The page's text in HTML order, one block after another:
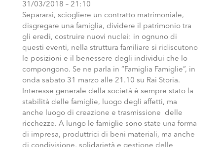
31/03/2018 – 21:10
Separarsi, sciogliere un contratto matrimoniale,
disgregare una famiglia, dividere il patrimonio tra
gli eredi, costruire nuovi nuclei: in ognuno di
questi eventi, nella struttura familiare si ridiscutono
le posizioni e il benessere degli individui che lo
compongono. Se ne parla in “Famiglia Famiglie”, in
onda sabato 31 marzo alle 21.10 su Rai Storia.
Interesse generale della società è sempre stato la
stabilità delle famiglie, luogo degli affetti, ma
anche luogo di creazione e trasmissione delle
ricchezze. A lungo le famiglie sono state una forma
di impresa, produttrici di beni materiali, ma anche